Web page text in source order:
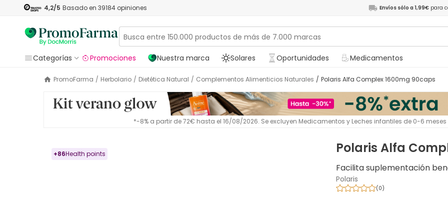
4,2/5 Basado en 39184 opiniones Envíos sólo a 1,99€ para
Categorías
Promociones Nuestra marca Solares Oportunidades Medicamentos
PromoFarma / Herbolario / Dietética Natural / Complementos Alimenticios Naturales / Polaris Alfa Complex 1600mg 90caps
*-8% a partir de 72€ hasta el 16/08/2026. Se excluyen Medicamentos y Leches infantiles de 0-6
+86Health points Polaris Alfa
Facilita suplementación
Polaris
(0)